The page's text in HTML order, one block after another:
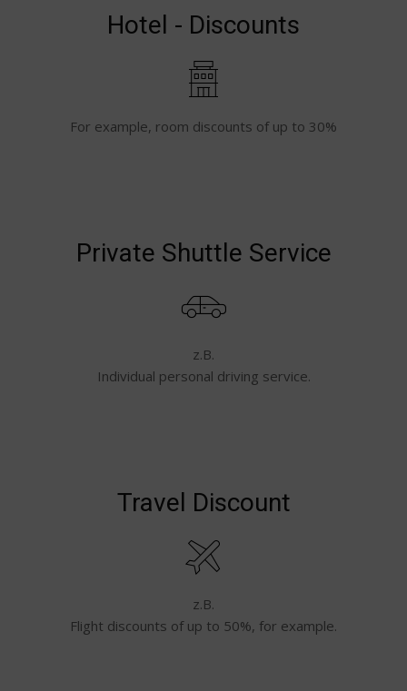
Hotel - Discounts
For example, room discounts of up to 30%
Private Shuttle Service
z.B.
Individual personal driving service.
Travel Discount
z.B.
Flight discounts of up to 50%, for example.